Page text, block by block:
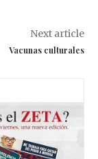
Next article
Vacunas culturales